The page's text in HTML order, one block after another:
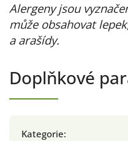
Alergeny jsou
může obsahovat
a arašídy.
Doplňkové
Kategorie: